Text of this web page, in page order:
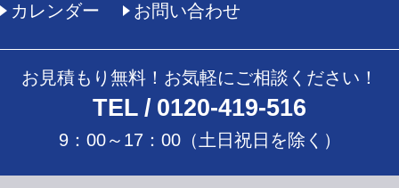
カレンダー
お問い合わせ
お見積もり無料！お気軽にご相談ください！
TEL 0120-419-516
9：00～17：00（土日祝日を除く）